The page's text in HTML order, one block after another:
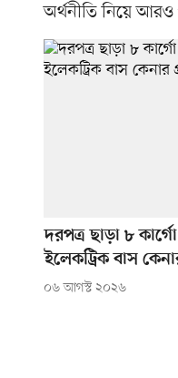
অর্থনীতি নিয়ে
দরপত্র ছাড়া ৮
ইলেকট্রিক বাস
০৬ আগস্ট ২০২৬